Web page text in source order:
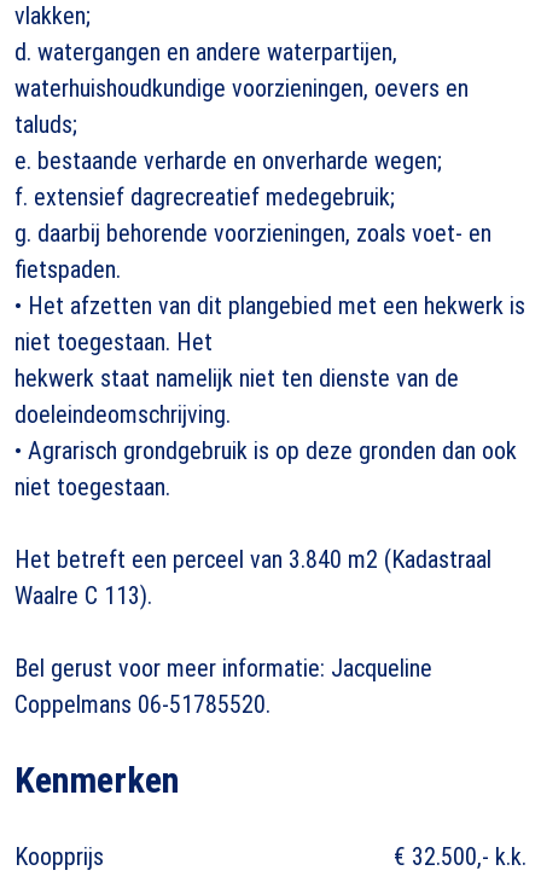
vlakken;
d. watergangen en andere waterpartijen,
waterhuishoudkundige voorzieningen, oevers en
taluds;
e. bestaande verharde en onverharde wegen;
f. extensief dagrecreatief medegebruik;
g. daarbij behorende voorzieningen, zoals voet- en
fietspaden.
• Het afzetten van dit plangebied met een hekwerk is
niet toegestaan. Het
hekwerk staat namelijk niet ten dienste van de
doeleindeomschrijving.
• Agrarisch grondgebruik is op deze gronden dan ook
niet toegestaan.
Het betreft een perceel van 3.840 m2 (Kadastraal
Waalre C 113).
Bel gerust voor meer informatie: Jacqueline
Coppelmans 06-51785520.
Kenmerken
Koopprijs € 32.500,- k.k.